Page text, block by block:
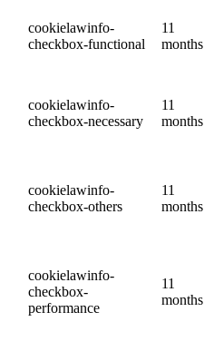
cookielawinfo-
checkbox-functional
11
months
cookielawinfo-
checkbox-necessary
11
months
cookielawinfo-
checkbox-others
11
months
cookielawinfo-
checkbox-
performance
11
months